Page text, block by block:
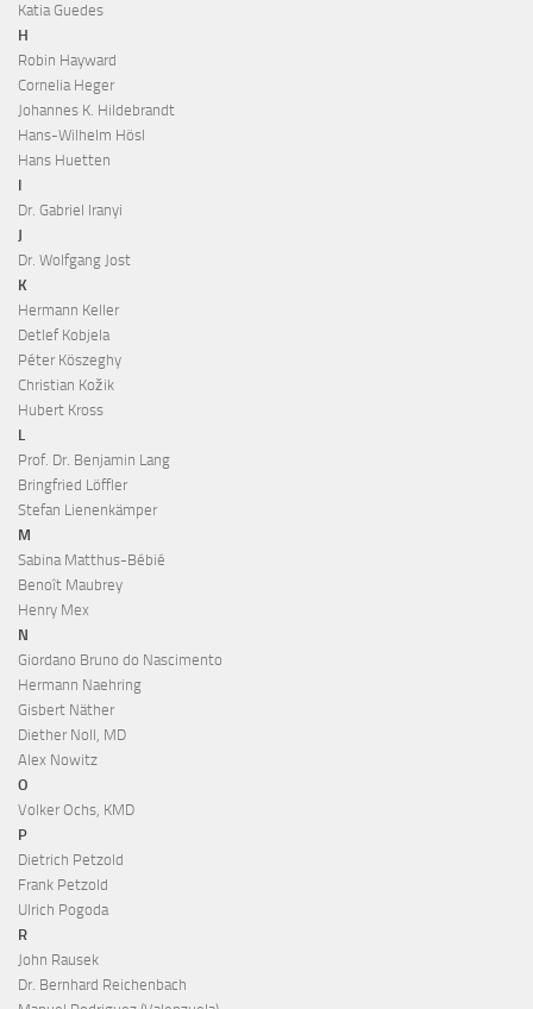
Katia Guedes
H
Robin Hayward
Cornelia Heger
Johannes K. Hildebrandt
Hans-Wilhelm Hösl
Hans Huetten
I
Dr. Gabriel Iranyi
J
Dr. Wolfgang Jost
K
Hermann Keller
Detlef Kobjela
Péter Köszeghy
Christian Kožik
Hubert Kross
L
Prof. Dr. Benjamin Lang
Bringfried Löffler
Stefan Lienenkämper
M
Sabina Matthus-Bébié
Benoît Maubrey
Henry Mex
N
Giordano Bruno do Nascimento
Hermann Naehring
Gisbert Näther
Diether Noll, MD
Alex Nowitz
O
Volker Ochs, KMD
P
Dietrich Petzold
Frank Petzold
Ulrich Pogoda
R
John Rausek
Dr. Bernhard Reichenbach